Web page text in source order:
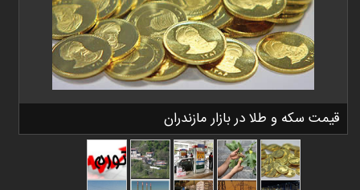
قیمت سکه و طلا در بازار مازندران